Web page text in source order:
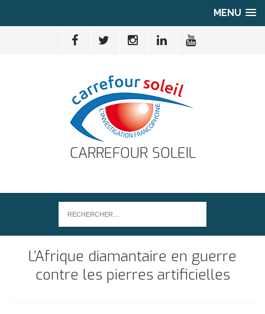
MENU
CARREFOUR SOLEIL
L’Afrique diamantaire en guerre
contre les pierres artificielles